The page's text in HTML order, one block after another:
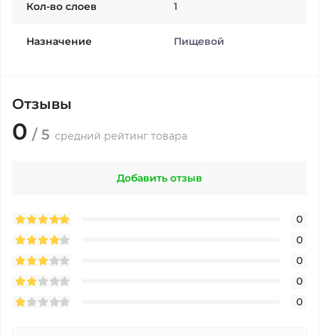
Кол-во слоев 1
Назначение Пищевой
Отзывы
0 / 5 средний рейтинг товара
Добавить отзыв
0
0
0
0
0